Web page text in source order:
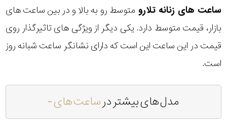
ساعت های زنانه تلارو متوسط رو به بالا و در بین ساعت های
بازار، قیمت متوسط دارد. یکی دیگر از ویژگی های تاثیرگذار روی
قیمت در این ساعت این است که دارای نشانگر ساعت شبانه روز
است.
مدل های بیشتر درساعت های -